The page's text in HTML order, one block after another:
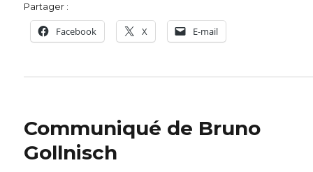
Partager :
Facebook X E-mail
Communiqué de Bruno
Gollnisch